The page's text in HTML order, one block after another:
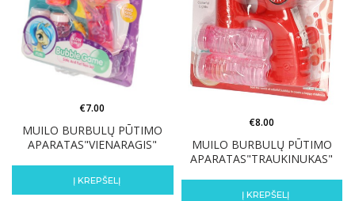
MUILO BURBULŲ PŪTIMO
APARATAS"VIENARAGIS"
€7.00
Į KREPŠELĮ
MUILO BURBULŲ PŪTIMO
APARATAS"TRAUKINUKAS"
€8.00
Į KREPŠELĮ